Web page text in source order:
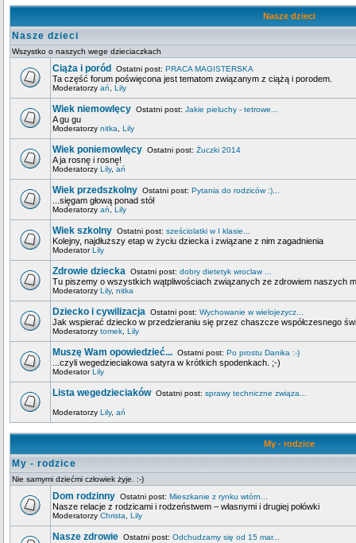
Nasze dzieci
Nasze dzieci
Wszystko o naszych wege dzieciaczkach
Ciąża i poród Ostatni post: PRACA MAGISTERSKA
Ta część forum poświęcona jest tematom związanym z ciążą i porodem.
Moderatorzy ań Lily
Wiek niemowlęcy Ostatni post: Jakie pieluchy - tetrowe...
A gu gu
Moderatorzy nitka Lily
Wiek poniemowlęcy Ostatni post: Żuczki 2014
A ja rosnę i rosnę!
Moderatorzy Lily, ań
Wiek przedszkolny Ostatni post: Pytania do rodziców :)...
...sięgam głową ponad stół
Moderatorzy ań Lily
Wiek szkolny Ostatni post: sześciolatki w I klasie...
Kolejny, najdłuższy etap w życiu dziecka i związane z nim zagadnienia
ModeratorLily
Zdrowie dziecka Ostatni post: dobry dietetyk wroclaw ...
Tu piszemy o wszystkich wątpliwościach związanych ze zdrowiem naszych
Moderatorzy Lily, nitka
Dziecko i cywilizacja Ostatni post: Wychowanie w wielojezycz...
Jak wspierać dziecko w przedzieraniu się przez chaszcze współczesnego
Moderatorzy tomek Lily
Muszę Wam opowiedzieć... Ostatni post: Po prostu Danika :-)
...czyli wegedzieciakowa satyra w krótkich spodenkach. ;-)
ModeratorLily
Lista wegedzieciakówOstatni post: sprawy techniczne związa...
Moderatorzy Lily, ań
My - rodzice
My - rodzice
Nie samymi dziećmi człowiek żyje. :-)
Dom rodzinny Ostatni post: Mieszkanie z rynku wtórn...
Nasze relacje z rodzicami i rodzeństwem – własnymi i drugiej połówki
Moderatorzy Christa Lily
Nasze zdrowie Ostatni post: Odchudzamy się od 15 mar...